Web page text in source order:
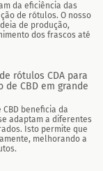
da eficiência das
de rótulos. O nosso
de produção,
dos frascos até
rótulos CDA para
CBD em grande
beneficia da
adaptam a diferentes
Isto permite que
melhorando a